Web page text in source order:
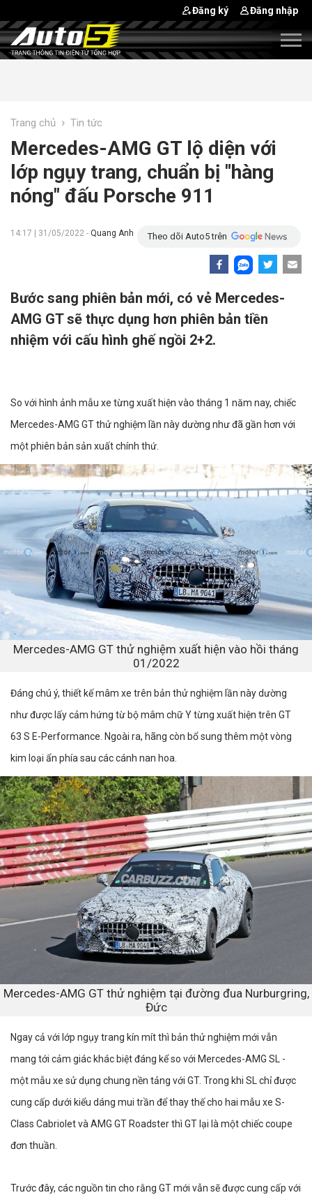
Đăng ký Đăng nhập
Trang chủ › Tin tức
Mercedes-AMG GT lộ diện với
lớp ngụy trang, chuẩn bị "hàng
nóng" đấu Porsche 911
14:17 | 31/05/2022 - Quang Anh Theo dõi Auto5 trên
Bước sang phiên bản mới, có vẻ Mercedes-
AMG GT sẽ thực dụng hơn phiên bản tiền
nhiệm với cấu hình ghế ngồi 2+2.
So với hình ảnh mẫu xe từng xuất hiện vào tháng 1 năm nay, chiếc
Mercedes-AMG GT thử nghiệm lần này dường như đã gần hơn với
một phiên bản sản xuất chính thứ.
Mercedes-AMG GT thử nghiệm xuất hiện vào hồi tháng
01/2022
Đáng chú ý, thiết kế mâm xe trên bản thử nghiệm lần này dường
như được lấy cảm hứng từ bộ mâm chữ Y từng xuất hiện trên GT
63 S E-Performance. Ngoài ra, hãng còn bổ sung thêm một vòng
kim loại ẩn phía sau các cánh nan hoa.
Mercedes-AMG GT thử nghiệm tại đường đua Nurburgring,
Đức
Ngay cả với lớp ngụy trang kín mít thì bản thử nghiệm mới vẫn
mang tới cảm giác khác biệt đáng kể so với Mercedes-AMG SL -
một mẫu xe sử dụng chung nền tảng với GT. Trong khi SL chỉ được
cung cấp dưới kiểu dáng mui trần để thay thế cho hai mẫu xe S-
Class Cabriolet và AMG GT Roadster thì GT lại là một chiếc coupe
đơn thuần.
Trước đây, các nguồn tin cho rằng GT mới vẫn sẽ được cung cấp với